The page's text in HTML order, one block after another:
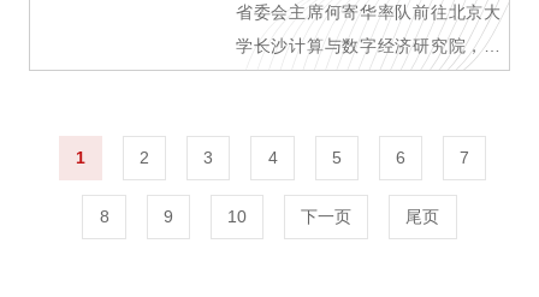
省委会主席何寄华率队前往北京大
学长沙计算与数字经济研究院，开
1 2 3 4 5 6 7
8 9 10 下一页 尾页